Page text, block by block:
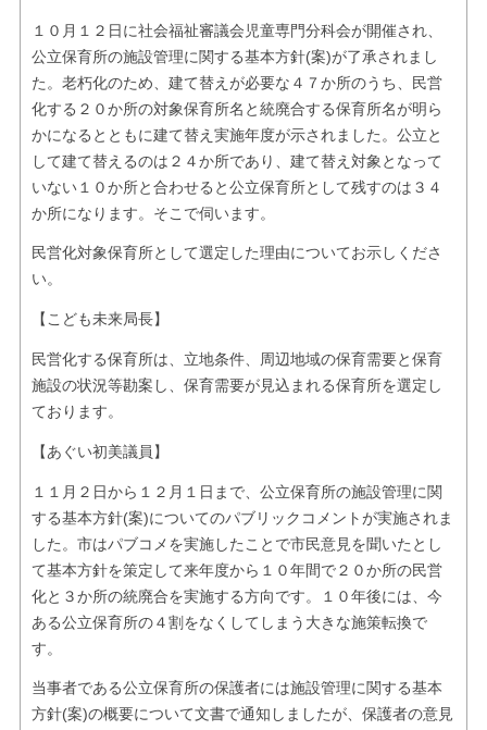
１０月１２日に社会福祉審議会児童専門分科会が開催され、
公立保育所の施設管理に関する基本方針(案)が了承されまし
た。老朽化のため、建て替えが必要な４７か所のうち、民営
化する２０か所の対象保育所名と統廃合する保育所名が明ら
かになるとともに建て替え実施年度が示されました。公立と
して建て替えるのは２４か所であり、建て替え対象となって
いない１０か所と合わせると公立保育所として残すのは３４
か所になります。そこで伺います。
民営化対象保育所として選定した理由についてお示しくださ
い。
【こども未来局長】
民営化する保育所は、立地条件、周辺地域の保育需要と保育
施設の状況等勘案し、保育需要が見込まれる保育所を選定し
ております。
【あぐい初美議員】
１１月２日から１２月１日まで、公立保育所の施設管理に関
する基本方針(案)についてのパブリックコメントが実施されま
した。市はパブコメを実施したことで市民意見を聞いたとし
て基本方針を策定して来年度から１０年間で２０か所の民営
化と３か所の統廃合を実施する方向です。１０年後には、今
ある公立保育所の４割をなくしてしまう大きな施策転換で
す。
当事者である公立保育所の保護者には施設管理に関する基本
方針(案)の概要について文書で通知しましたが、保護者の意見